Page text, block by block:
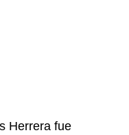
Herrera fue